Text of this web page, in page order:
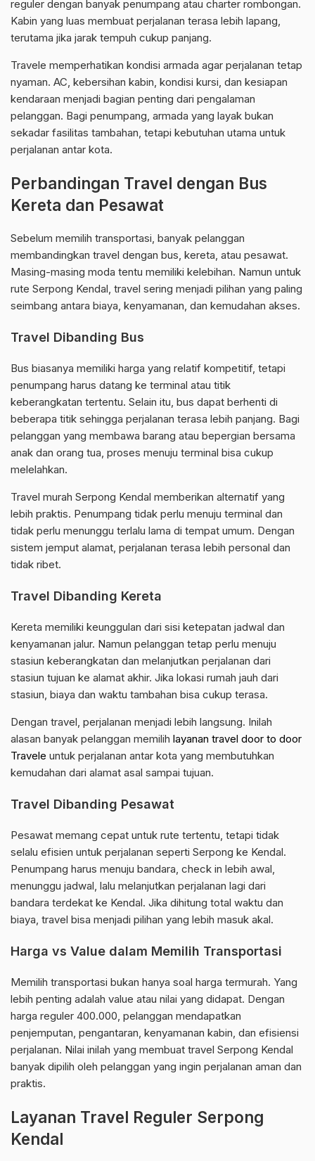
reguler dengan banyak penumpang atau charter rombongan.
Kabin yang luas membuat perjalanan terasa lebih lapang,
terutama jika jarak tempuh cukup panjang.
Travele memperhatikan kondisi armada agar perjalanan tetap
nyaman. AC, kebersihan kabin, kondisi kursi, dan kesiapan
kendaraan menjadi bagian penting dari pengalaman
pelanggan. Bagi penumpang, armada yang layak bukan
sekadar fasilitas tambahan, tetapi kebutuhan utama untuk
perjalanan antar kota.
Perbandingan Travel dengan Bus
Kereta dan Pesawat
Sebelum memilih transportasi, banyak pelanggan
membandingkan travel dengan bus, kereta, atau pesawat.
Masing-masing moda tentu memiliki kelebihan. Namun untuk
rute Serpong Kendal, travel sering menjadi pilihan yang paling
seimbang antara biaya, kenyamanan, dan kemudahan akses.
Travel Dibanding Bus
Bus biasanya memiliki harga yang relatif kompetitif, tetapi
penumpang harus datang ke terminal atau titik
keberangkatan tertentu. Selain itu, bus dapat berhenti di
beberapa titik sehingga perjalanan terasa lebih panjang. Bagi
pelanggan yang membawa barang atau bepergian bersama
anak dan orang tua, proses menuju terminal bisa cukup
melelahkan.
Travel murah Serpong Kendal memberikan alternatif yang
lebih praktis. Penumpang tidak perlu menuju terminal dan
tidak perlu menunggu terlalu lama di tempat umum. Dengan
sistem jemput alamat, perjalanan terasa lebih personal dan
tidak ribet.
Travel Dibanding Kereta
Kereta memiliki keunggulan dari sisi ketepatan jadwal dan
kenyamanan jalur. Namun pelanggan tetap perlu menuju
stasiun keberangkatan dan melanjutkan perjalanan dari
stasiun tujuan ke alamat akhir. Jika lokasi rumah jauh dari
stasiun, biaya dan waktu tambahan bisa cukup terasa.
Dengan travel, perjalanan menjadi lebih langsung. Inilah
alasan banyak pelanggan memilih layanan travel door to door
Travele untuk perjalanan antar kota yang membutuhkan
kemudahan dari alamat asal sampai tujuan.
Travel Dibanding Pesawat
Pesawat memang cepat untuk rute tertentu, tetapi tidak
selalu efisien untuk perjalanan seperti Serpong ke Kendal.
Penumpang harus menuju bandara, check in lebih awal,
menunggu jadwal, lalu melanjutkan perjalanan lagi dari
bandara terdekat ke Kendal. Jika dihitung total waktu dan
biaya, travel bisa menjadi pilihan yang lebih masuk akal.
Harga vs Value dalam Memilih Transportasi
Memilih transportasi bukan hanya soal harga termurah. Yang
lebih penting adalah value atau nilai yang didapat. Dengan
harga reguler 400.000, pelanggan mendapatkan
penjemputan, pengantaran, kenyamanan kabin, dan efisiensi
perjalanan. Nilai inilah yang membuat travel Serpong Kendal
banyak dipilih oleh pelanggan yang ingin perjalanan aman dan
praktis.
Layanan Travel Reguler Serpong
Kendal